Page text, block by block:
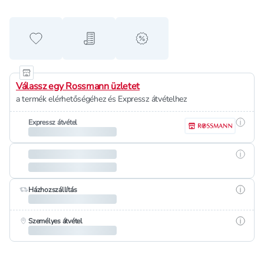
Hozzáadás a kedvencekhez
Hozzáadás a bevásárló listához
alert when on sale
Válassz egy Rossmann üzletet
a termék elérhetőségéhez és Expressz átvételhez
Expressz átvétel
Házhozszállítás
Személyes átvétel